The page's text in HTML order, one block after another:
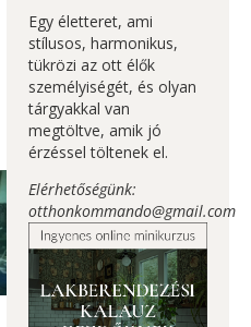
Egy életteret, ami
stílusos, harmonikus,
tükrözi az ott élők
személyiségét, és olyan
tárgyakkal van
megtöltve, amik jó
érzéssel töltenek el.
Elérhetőségünk:
otthonkommando@gmail.com